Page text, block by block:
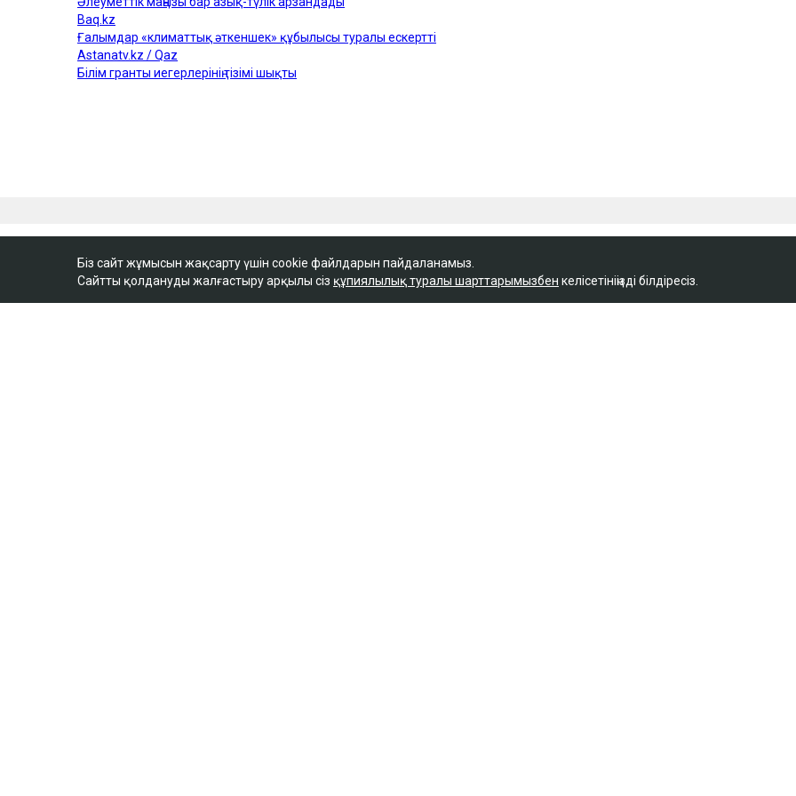
Біз сайт жұмысын жақсарту үшін cookie файлдарын пайдаланамыз.
Сайтты қолдануды жалғастыру арқылы сіз құпиялылық туралы шарттарымызбен келісетініңізді білдіресіз.